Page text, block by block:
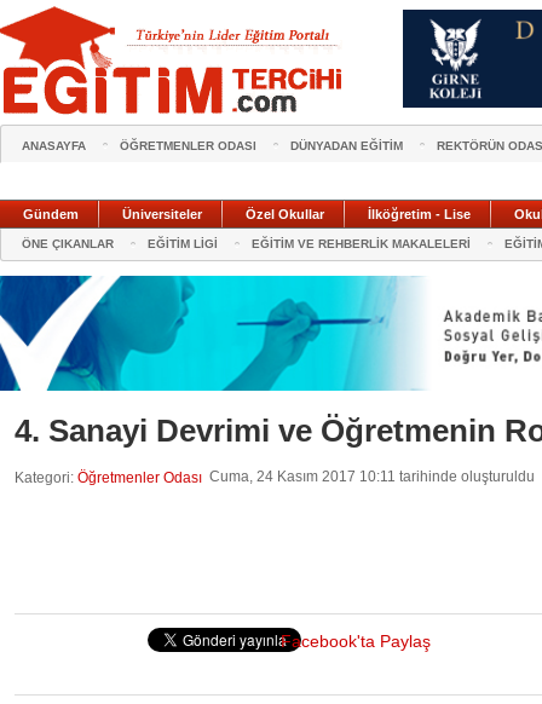
ANASAYFA ÖĞRETMENLER ODASI DÜNYADAN EĞİTİM REKTÖRÜN
Gündem Üniversiteler Özel Okullar İlköğretim - Lise
ÖNE ÇIKANLAR EĞİTİM LİGİ EĞİTİM VE REHBERLİK MAKALELERİ
4. Sanayi Devrimi ve Öğretmenin
Kategori: Öğretmenler Odası Cuma, 24 Kasım 2017 10:11 tarihinde oluşturuldu
Facebook'ta Paylaş